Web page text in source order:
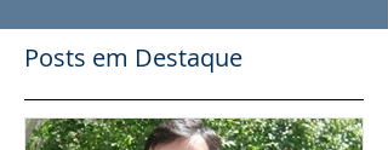
Posts em Destaque